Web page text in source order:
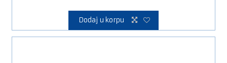
Dodaj u korpu